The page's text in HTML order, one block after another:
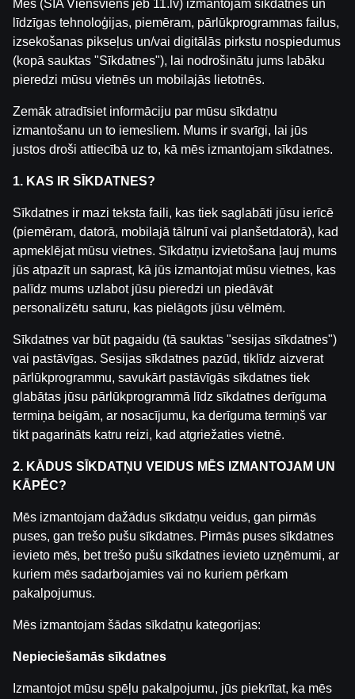
https://youtu.be/5IINEXuIh_M
Šoreiz iknedēļas informatīvi izklaidējošajā
raidījumā Valdis ar Andri sagaidīs Lieldienas!
- Vai Kristaps Porziņģis paliks GSW?
- Vai Latvijas hokeja izlasi vēl trenēs Harijs
Vītoliņš?
- Vai Messi spēlēs Pasaules Kausā?
- Vai VEF atkal izcīnīs LBL titulu?
Saistītās ziņas
Ģenerāļa un Buļa Naglas | 8.Sezona 43.Epizode
byDāvis 2026. g. 14. jūl.
Ģenerāļa un Buļa Naglas | 8.Sezona 41.Epizode
byDāvis 2026. g. 14. jūl.
Ģenerāļa un Buļa Naglas | 8.Sezona 40.Epizode
Ģenerāļa un Buļa Naglas | 8.Sezona 39.Epizode
Mēs (SIA Viensviens jeb 11.lv) izmantojam sīkdatnes un
līdzīgas tehnoloģijas, piemēram, pārlūkprogrammas failus,
izsekošanas pikseļus un/vai digitālās pirkstu nospiedumus
(kopā sauktas "Sīkdatnes"), lai nodrošinātu jums labāku
pieredzi mūsu vietnēs un mobilajās lietotnēs.
Zemāk atradīsiet informāciju par mūsu sīkdatņu
izmantošanu un to iemesliem. Mums ir svarīgi, lai jūs
justos droši attiecībā uz to, kā mēs izmantojam sīkdatnes.
1. KAS IR SĪKDATNES?
Sīkdatnes ir mazi teksta faili, kas tiek saglabāti jūsu ierīcē
(piemēram, datorā, mobilajā tālrunī vai planšetdatorā), kad
apmeklējat mūsu vietnes. Sīkdatņu izvietošana ļauj mums
jūs atpazīt un saprast, kā jūs izmantojat mūsu vietnes, kas
palīdz mums uzlabot jūsu pieredzi un piedāvāt
personalizētu saturu, kas pielāgots jūsu vēlmēm.
Sīkdatnes var būt pagaidu (tā sauktas "sesijas sīkdatnes")
vai pastāvīgas. Sesijas sīkdatnes pazūd, tiklīdz aizverat
pārlūkprogrammu, savukārt pastāvīgās sīkdatnes tiek
glabātas jūsu pārlūkprogrammā līdz sīkdatnes derīguma
termiņa beigām, ar nosacījumu, ka derīguma termiņš var
tikt pagarināts katru reizi, kad atgriežaties vietnē.
2. KĀDUS SĪKDATŅU VEIDUS MĒS IZMANTOJAM UN
KĀPĒC?
Mēs izmantojam dažādus sīkdatņu veidus, gan pirmās
puses, gan trešo pušu sīkdatnes. Pirmās puses sīkdatnes
ievieto mēs, bet trešo pušu sīkdatnes ievieto uzņēmumi, ar
kuriem mēs sadarbojamies vai no kuriem pērkam
pakalpojumus.
Mēs izmantojam šādas sīkdatņu kategorijas:
Nepieciešamās sīkdatnes
Izmantojot mūsu spēļu pakalpojumu, jūs piekrītat, ka mēs